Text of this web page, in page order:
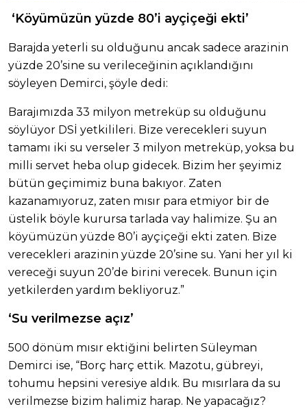
‘Köyümüzün yüzde 80’i ayçiçeği ekti’
Barajda yeterli su olduğunu ancak sadece arazinin
yüzde 20’sine su verileceğinin açıklandığını
söyleyen Demirci, şöyle dedi:
Barajımızda 33 milyon metreküp su olduğunu
söylüyor DSİ yetkilileri. Bize verecekleri suyun
tamamı iki su verseler 3 milyon metreküp, yoksa bu
milli servet heba olup gidecek. Bizim her şeyimiz
bütün geçimimiz buna bakıyor. Zaten
kazanamıyoruz, zaten mısır para etmiyor bir de
üstelik böyle kurursa tarlada vay halimize. Şu an
köyümüzün yüzde 80’i ayçiçeği ekti zaten. Bize
verecekleri arazinin yüzde 20’sine su. Yani her yıl ki
vereceği suyun 20’de birini verecek. Bunun için
yetkilerden yardım bekliyoruz.”
‘Su verilmezse açız’
500 dönüm mısır ektiğini belirten Süleyman
Demirci ise, “Borç harç ettik. Mazotu, gübreyi,
tohumu hepsini veresiye aldık. Bu mısırlara da su
verilmezse bizim halimiz harap. Ne yapacağız?